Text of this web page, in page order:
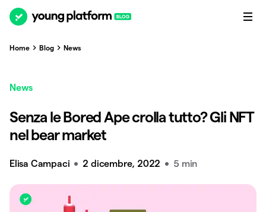
Home Blog News
News
Senza le Bored Ape crolla tutto? Gli NFT
nel bear market
Elisa Campaci 2 dicembre, 2022 5 min